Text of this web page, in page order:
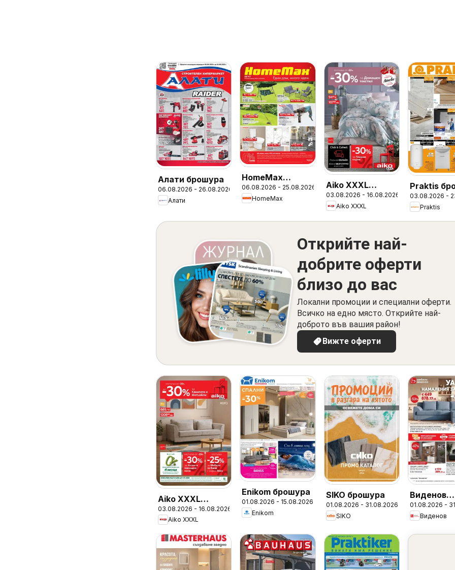
Алати брошура
06.08.2026 - 26.08.2026
Алати
HomeMax
брошура
06.08.2026 - 25.08.2026
HomeMax
Aiko XXXL
брошура
03.08.2026 - 16.08.2026
Aiko XXXL
Praktis
03.08.2026 -
Praktis
Открийте най-
добрите оферти
близо до вас
Локални промоции и специални оферти.
Всичко на едно място. Открийте най-
доброто във вашия район!
Вижте оферти
Aiko XXXL
брошура - До
-30% за
Канапета и
Фотьойли
03.08.2026 - 16.08.2026
Aiko XXXL
Enikom брошура
01.08.2026 - 15.08.2026
Enikom
SIKO брошура
01.08.2026 - 31.08.2026
SIKO
Виденов
брошура
01.08.2026 -
Виденов